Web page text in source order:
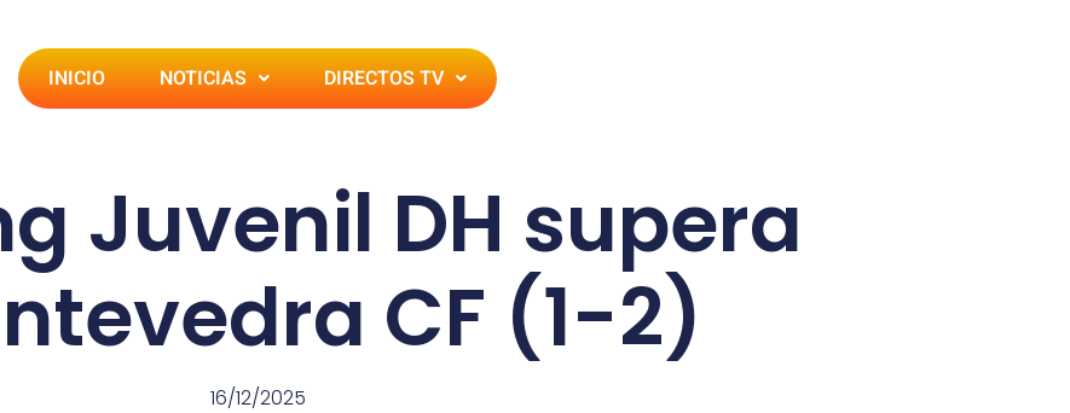
INICIO NOTICIAS DIRECTOS TV
Juvenil DH supera
CF (1-2)
16/12/2025